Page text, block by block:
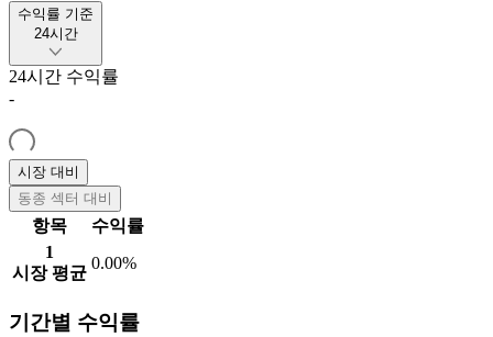
수익률 기준
24시간
24시간 수익률
-
시장 대비
동종 섹터 대비
항목
수익률
1
시장 평균
0.00%
기간별 수익률